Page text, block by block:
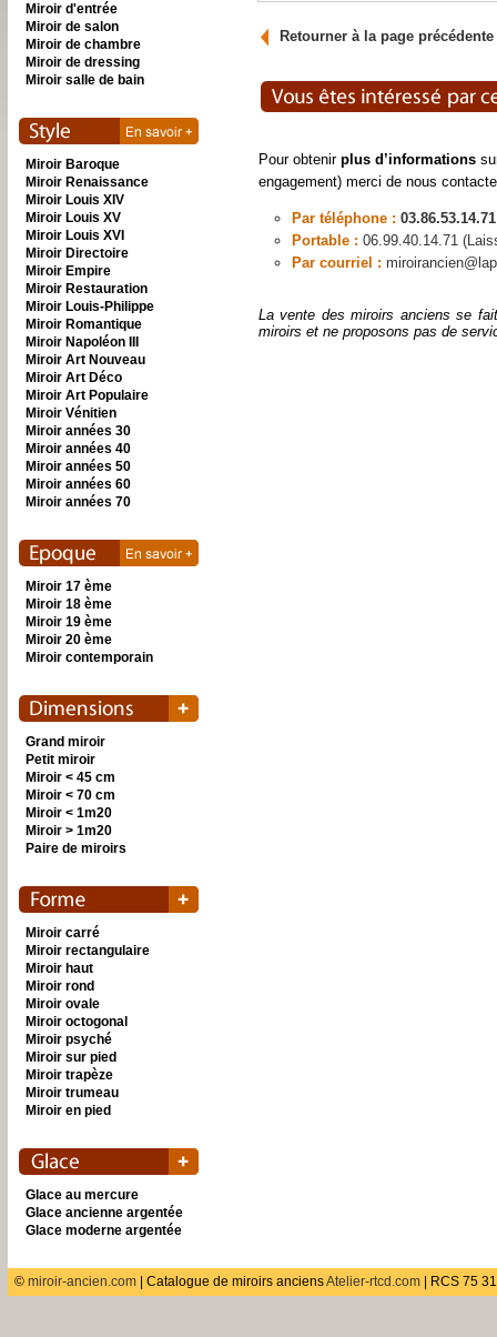
Retourner à la page précédente
Pour obtenir plus d’informations
engagement) merci de nous
Par téléphone : 03.86.53.14.71
Portable : 06.99.40.14.71
Par courriel :
La vente des miroirs anciens se
miroirs et ne proposons pas de
Miroir d'entrée
Miroir de salon
Miroir de chambre
Miroir de dressing
Miroir salle de bain
Miroir Baroque
Miroir Renaissance
Miroir Louis XIV
Miroir Louis XV
Miroir Louis XVI
Miroir Directoire
Miroir Empire
Miroir Restauration
Miroir Louis-Philippe
Miroir Romantique
Miroir Napoléon III
Miroir Art Nouveau
Miroir Art Déco
Miroir Art Populaire
Miroir Vénitien
Miroir années 30
Miroir années 40
Miroir années 50
Miroir années 60
Miroir années 70
Miroir 17 ème
Miroir 18 ème
Miroir 19 ème
Miroir 20 ème
Miroir contemporain
Grand miroir
Petit miroir
Miroir < 45 cm
Miroir < 70 cm
Miroir < 1m20
Miroir > 1m20
Paire de miroirs
Miroir carré
Miroir rectangulaire
Miroir haut
Miroir rond
Miroir ovale
Miroir octogonal
Miroir psyché
Miroir sur pied
Miroir trapèze
Miroir trumeau
Miroir en pied
Glace au mercure
Glace ancienne argentée
Glace moderne argentée
© miroir-ancien.com| Catalogue de miroirs anciensAtelier-rtcd.com| RCS 75